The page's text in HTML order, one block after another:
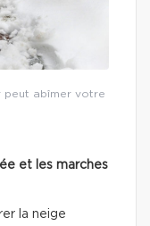
peut abîmer votre
et les marches
la neige